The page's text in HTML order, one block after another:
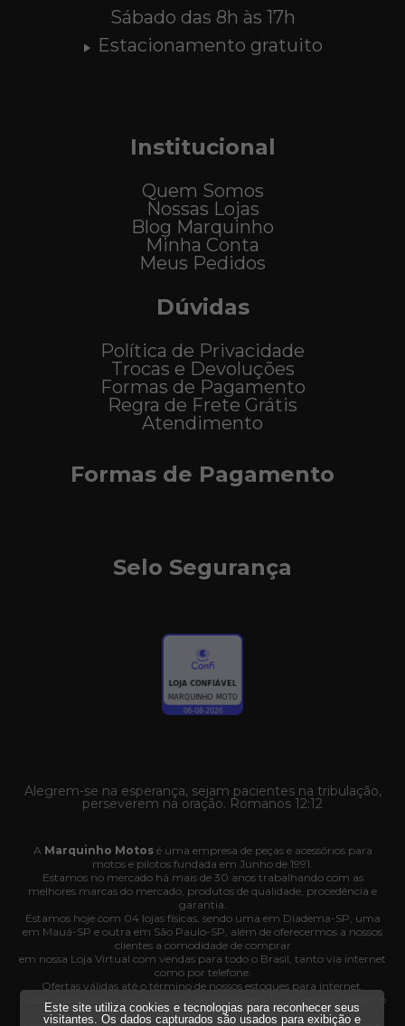
Sábado das 8h às 17h
Estacionamento gratuito
Institucional
Quem Somos
Nossas Lojas
Blog Marquinho
Minha Conta
Meus Pedidos
Dúvidas
Política de Privacidade
Trocas e Devoluções
Formas de Pagamento
Regra de Frete Grátis
Atendimento
Formas de Pagamento
Selo Segurança
Alegrem-se na esperança, sejam pacientes na tribulação,
perseverem na oração. Romanos 12:12
A Marquinho Motosé uma empresa de peças e acessórios para
motos e pilotos fundada em Junho de 1991.
Estamos no mercado há mais de 30 anos trabalhando com as
melhores marcas do mercado, produtos de qualidade, procedência e
garantia.
Estamos hoje com 04 lojas físicas, sendo uma em Diadema-SP, uma
em Mauá-SP e outra em São Paulo-SP, além de oferecermos a nossos
clientes a comodidade de comprar
em nossa Loja Virtual com vendas para todo o Brasil, tanto via internet
como por telefone.
Ofertas válidas até o término de nossos estoques para internet.
A disponibilidade dos produtos nesse site podem ter divergências com o
estoque das nossas lojas físicas.
Este site utiliza cookies e tecnologias para reconhecer seus
visitantes. Os dados capturados são usados para exibição e